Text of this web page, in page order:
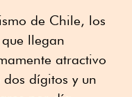
de Chile, los
llegan
atractivo
dígitos y un